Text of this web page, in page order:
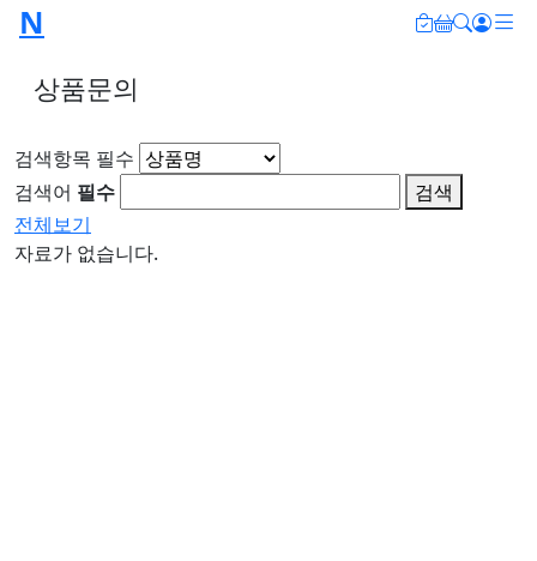
N 오늘 본 상품
장바구니
검색로그
상품문의
검색항목 필수
검색어 필수
검색
전체보기
자료가 없습니다.